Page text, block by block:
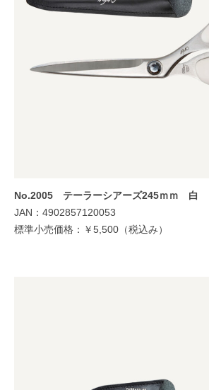
No.2005 テーラーシアーズ245ｍｍ 白
JAN：4902857120053
標準小売価格：￥5,500（税込み）